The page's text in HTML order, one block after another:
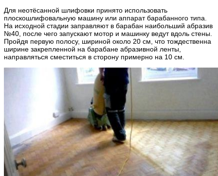
Для неотёсанной шлифовки принято использовать
плоскошлифовальную машину или аппарат барабанного типа.
На исходной стадии заправляют в барабан наибольший абразив
№40, после чего запускают мотор и машинку ведут вдоль стены.
Пройдя первую полосу, шириной около 20 см, что тождественна
ширине закрепленной на барабане абразивной ленты,
направляться сместиться в сторону примерно на 10 см.